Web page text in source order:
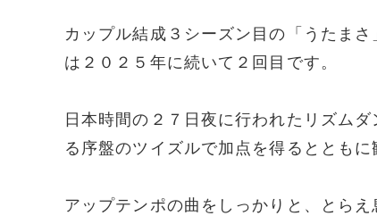
カップル結成３シーズン目の「うたま
は２０２５年に続いて２回目です。
日本時間の２７日夜に行われたリズム
る序盤のツイズルで加点を得るとともに
アップテンポの曲をしっかりと、とら